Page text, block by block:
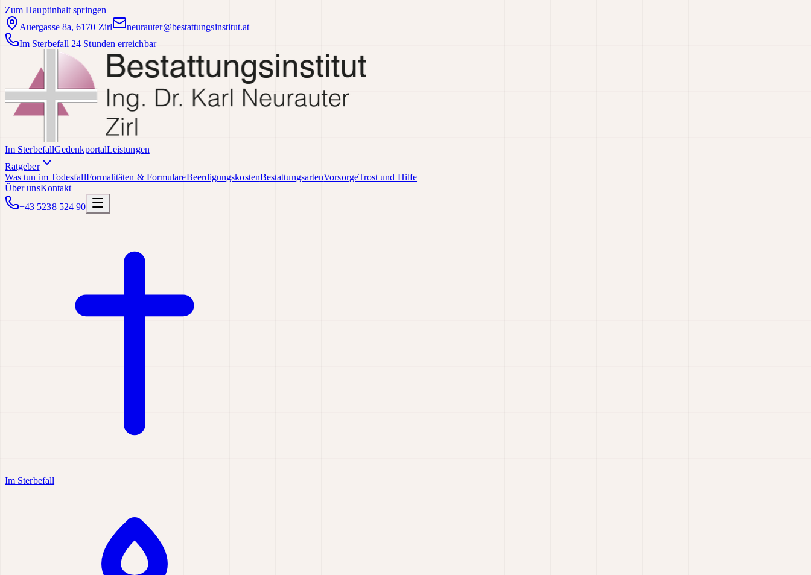
Zum Hauptinhalt springen
Auergasse 8a, 6170 Zirl
neurauter@bestattungsinstitut.at
Im Sterbefall 24 Stunden erreichbar
Im SterbefallGedenkportalLeistungen
Ratgeber
Was tun im TodesfallFormalitäten & FormulareBeerdigungskostenBestattungsartenVorsorgeTrost und Hilfe
Über unsKontakt
+43 5238 524 90
Im Sterbefall